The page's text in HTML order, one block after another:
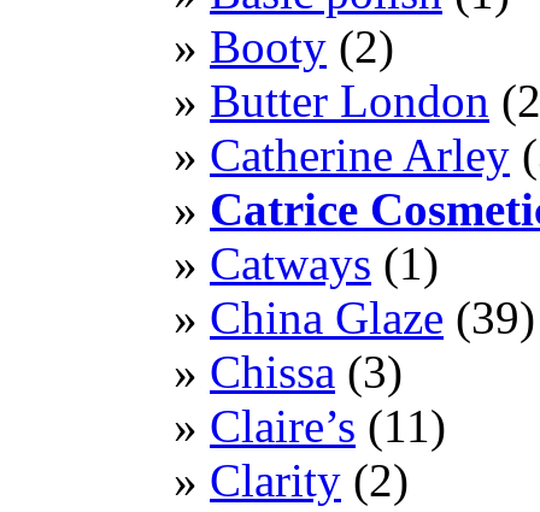
Booty (2)
Butter London
Catherine Arley
Catrice
Catways (1)
China Glaze (39)
Chissa (3)
Claire’s (11)
Clarity (2)